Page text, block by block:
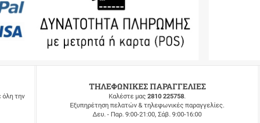
την
ΤΗΛΕΦΩΝΙΚΕΣ ΠΑΡΑΓΓΕΛΙΕΣ
Καλέστε μας2810 225758.
Εξυπηρέτηση πελατών & τηλεφωνικές παραγγελίες.
Δευ. - Παρ. 9:00-21:00, Σάβ. 9:00-16:00